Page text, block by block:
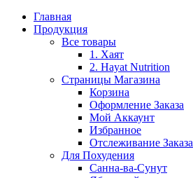
Главная
Продукция
Все товары
1. Хаят
2. Hayat Nutrition
Страницы Магазина
Корзина
Оформление Заказа
Мой Аккаунт
Избранное
Отслеживание Заказа
Для Похудения
Санна-ва-Сунут